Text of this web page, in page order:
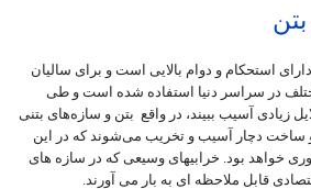
استحکام و دوام بالایی است و برای سالیان
در سراسر دنیا استفاده شده است و طی
زیادی آسیب ببیند، در واقع بتن و سازه‌های بتنی
و ساخت دچار آسیب و تخریب می‌شوند که در این
خواهد بود. خرابی­های وسیعی که در سازه های
قابل ملاحظه ای به بار می آورند.